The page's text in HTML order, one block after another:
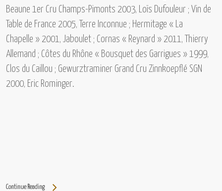
Beaune 1er Cru Champs-Pimonts 2003, Loïs Dufouleur ; Vin de
Table de France 2005, Terre Inconnue ; Hermitage « La
Chapelle » 2001, Jaboulet ; Cornas « Reynard » 2011, Thierry
Allemand ; Côtes du Rhône « Bousquet des Garrigues » 1999,
Clos du Caillou ; Gewurztraminer Grand Cru Zinnkoepflé SGN
2000, Eric Rominger.
Continue Reading